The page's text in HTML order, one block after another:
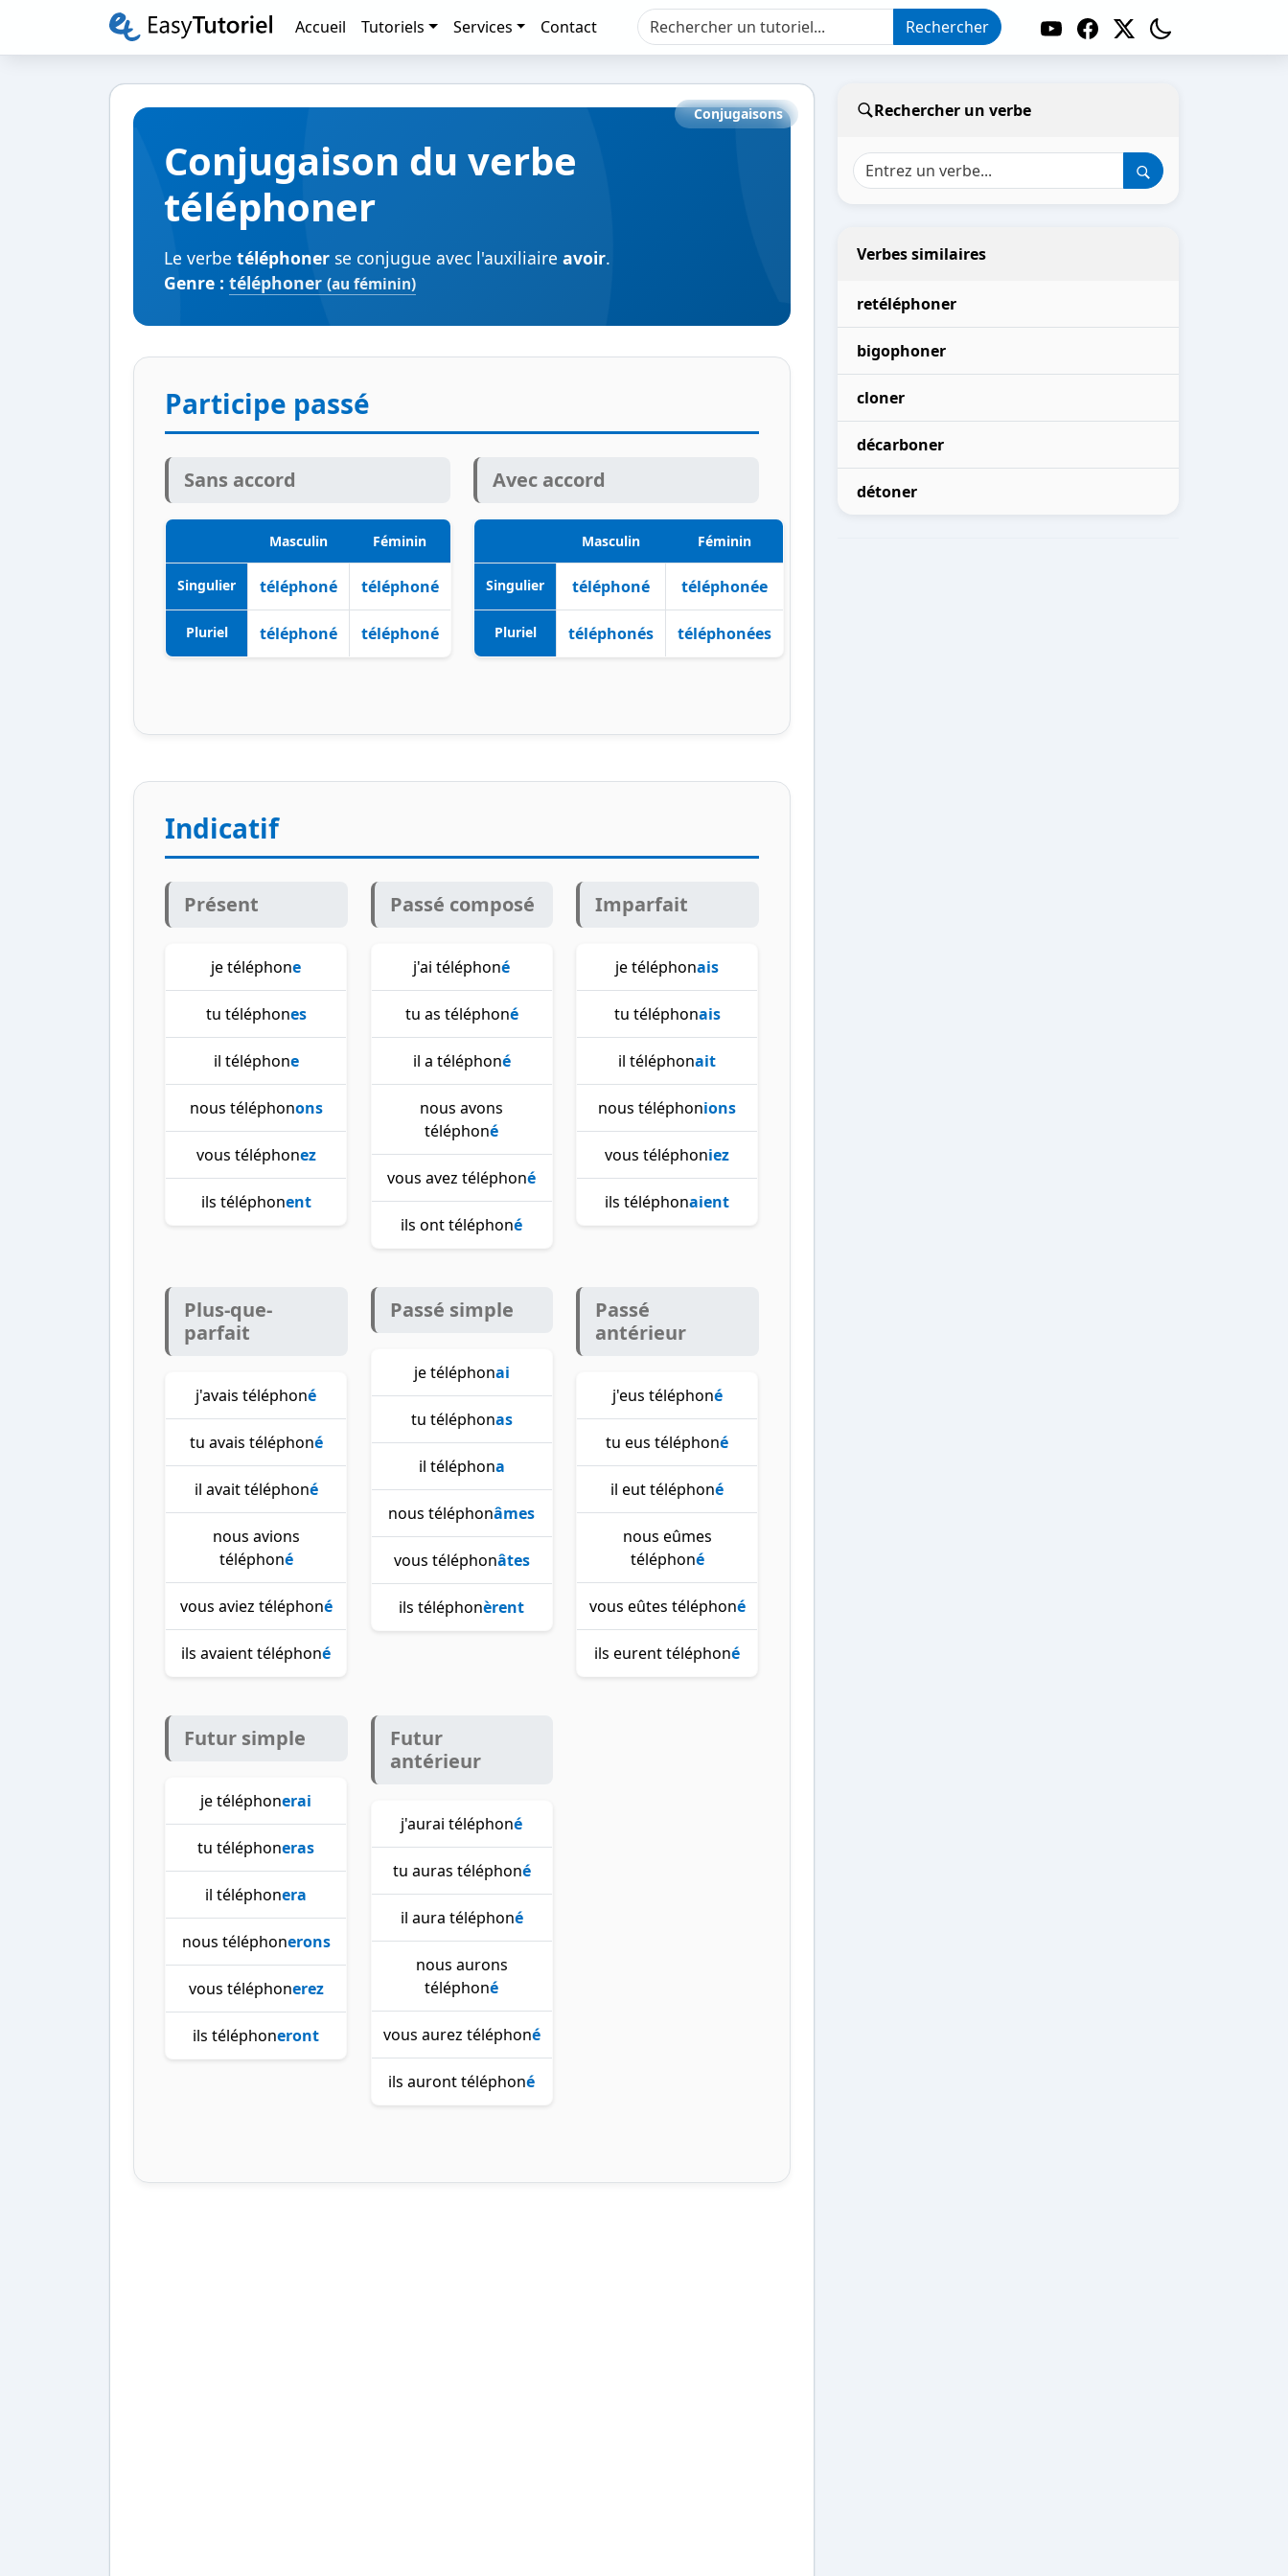
Accueil Tutoriels Services Contact Rechercher
Conjugaisons
Conjugaison du verbe
téléphoner
Le verbe téléphoner se conjugue avec l'auxiliaire avoir.
Genre : téléphoner (au féminin)
Participe passé
Sans accord
Masculin Féminin
Singulier téléphoné téléphoné
Pluriel téléphoné téléphoné
Avec accord
Masculin Féminin
Singulier téléphoné téléphonée
Pluriel téléphonés téléphonées
Indicatif
Présent
je téléphone
tu téléphones
il téléphone
nous téléphonons
vous téléphonez
ils téléphonent
Passé composé
j'ai téléphoné
tu as téléphoné
il a téléphoné
nous avons
téléphoné
vous avez téléphoné
ils ont téléphoné
Imparfait
je téléphonais
tu téléphonais
il téléphonait
nous téléphonions
vous téléphoniez
ils téléphonaient
Plus-que-
parfait
j'avais téléphoné
tu avais téléphoné
il avait téléphoné
nous avions
téléphoné
vous aviez téléphoné
ils avaient téléphoné
Passé simple
je téléphonai
tu téléphonas
il téléphona
nous téléphonâmes
vous téléphonâtes
ils téléphonèrent
Passé
antérieur
j'eus téléphoné
tu eus téléphoné
il eut téléphoné
nous eûmes
téléphoné
vous eûtes téléphoné
ils eurent téléphoné
Futur simple
je téléphonerai
tu téléphoneras
il téléphonera
nous téléphonerons
vous téléphonerez
ils téléphoneront
Futur
antérieur
j'aurai téléphoné
tu auras téléphoné
il aura téléphoné
nous aurons
téléphoné
vous aurez téléphoné
ils auront téléphoné
Rechercher un verbe
Verbes similaires
retéléphoner
bigophoner
cloner
décarboner
détoner